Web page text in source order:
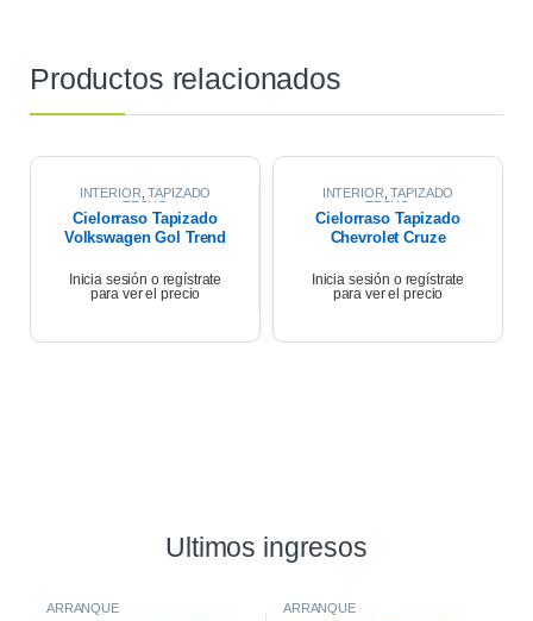
Productos relacionados
INTERIOR ,TAPIZADO
TECHO
Cielorraso Tapizado
Volkswagen Gol Trend
Inicia sesión o regístrate
para ver el precio
INTERIOR ,TAPIZADO
TECHO
Cielorraso Tapizado
Chevrolet Cruze
Inicia sesión o regístrate
para ver el precio
Ultimos ingresos
ARRANQUE ARRANQUE